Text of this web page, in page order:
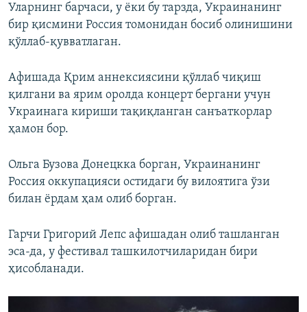
Уларнинг барчаси, у ёки бу тарзда, Украинанинг
бир қисмини Россия томонидан босиб олинишини
қўллаб-қувватлаган.
Афишада Қрим аннексиясини қўллаб чиқиш
қилгани ва ярим оролда концерт бергани учун
Украинага кириши тақиқланган санъаткорлар
ҳамон бор.
Ольга Бузова Донецкка борган, Украинанинг
Россия оккупацияси остидаги бу вилоятига ўзи
билан ёрдам ҳам олиб борган.
Гарчи Григорий Лепс афишадан олиб ташланган
эса-да, у фестивал ташкилотчиларидан бири
ҳисобланади.